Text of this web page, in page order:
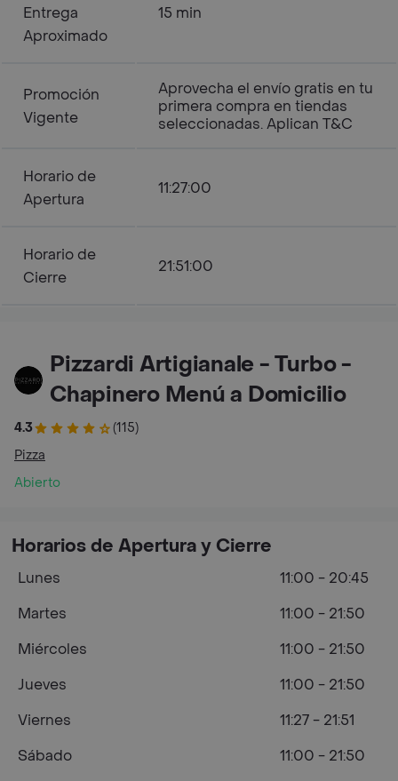
Entrega
Aproximado
15 min
Promoción
Vigente
Aprovecha el envío gratis en tu
primera compra en tiendas
seleccionadas. Aplican T&C
Horario de
Apertura
11:27:00
Horario de
Cierre
21:51:00
Pizzardi Artigianale - Turbo -
Chapinero Menú a Domicilio
4.3
(115)
Pizza
Abierto
Horarios de Apertura y Cierre
Lunes
11:00 - 20:45
Martes
11:00 - 21:50
Miércoles
11:00 - 21:50
Jueves
11:00 - 21:50
Viernes
11:27 - 21:51
Sábado
11:00 - 21:50